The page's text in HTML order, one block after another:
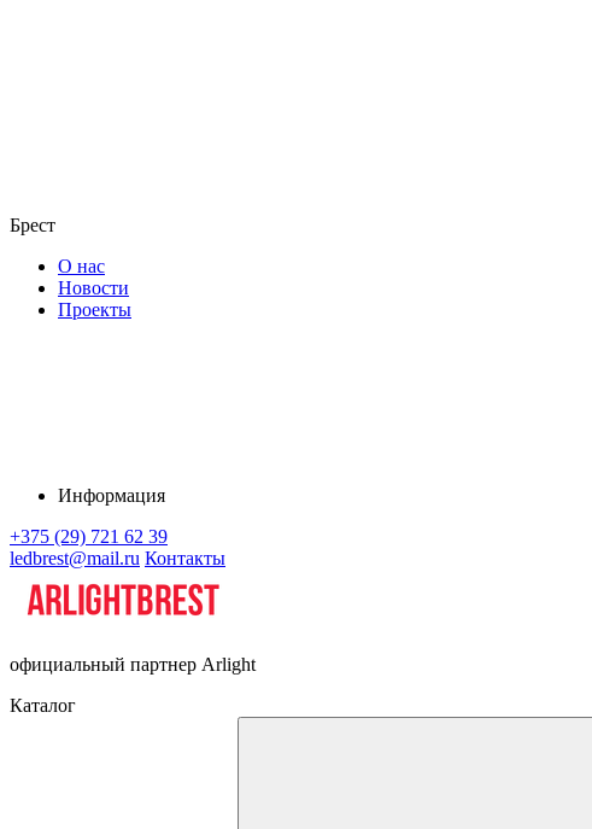
Брест
О нас
Новости
Проекты
Информация
+375 (29) 721 62 39
ledbrest@mail.ru Контакты
официальный партнер Arlight
Каталог